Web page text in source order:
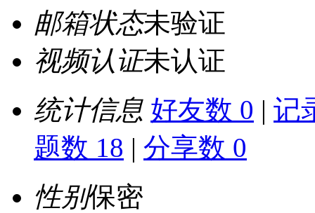
邮箱状态未验证
视频认证未认证
统计信息 好友数 0 | 记
题数 18 | 分享数 0
性别保密